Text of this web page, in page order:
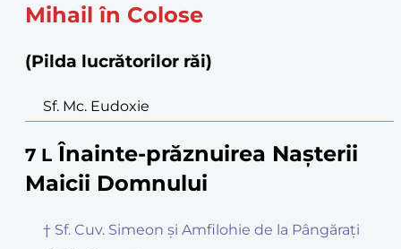
Mihail în Colose
(Pilda lucrătorilor răi)
Sf. Mc. Eudoxie
7 L Înainte-prăznuirea Nașterii
Maicii Domnului
† Sf. Cuv. Simeon și Amfilohie de la Pângărați